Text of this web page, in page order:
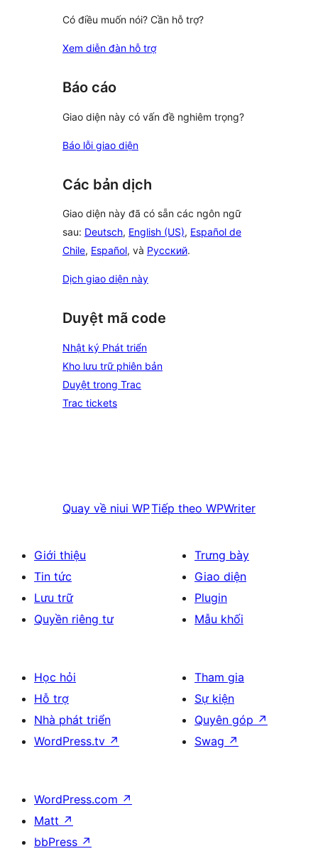
Có điều muốn nói? Cần hỗ trợ?
Xem diễn đàn hỗ trợ
Báo cáo
Giao diện này có vấn đề nghiêm trọng?
Báo lỗi giao diện
Các bản dịch
Giao diện này đã có sẵn các ngôn ngữ
sau: Deutsch, English (US), Español de
Chile, Español, và Русский.
Dịch giao diện này
Duyệt mã code
Nhật ký Phát triển
Kho lưu trữ phiên bản
Duyệt trong Trac
Trac tickets
Quay về niui WPTiếp theo WPWriter
Giới thiệu
Tin tức
Lưu trữ
Quyền riêng tư
Trưng bày
Giao diện
Plugin
Mẫu khối
Học hỏi
Hỗ trợ
Nhà phát triển
WordPress.tv ↗
Tham gia
Sự kiện
Quyên góp ↗
Swag ↗
WordPress.com ↗
Matt ↗
bbPress ↗